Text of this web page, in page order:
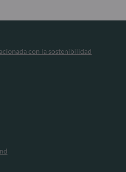
con la sostenibilidad